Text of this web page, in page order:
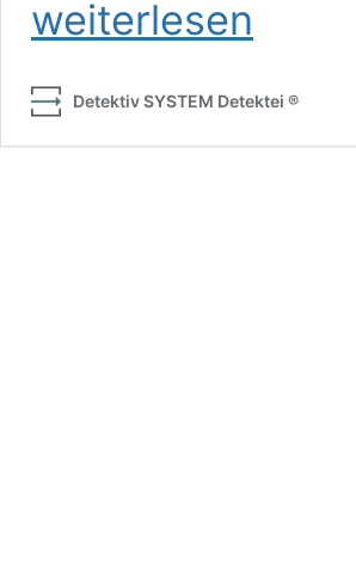
weiterlesen
Detektiv SYSTEM Detektei ®